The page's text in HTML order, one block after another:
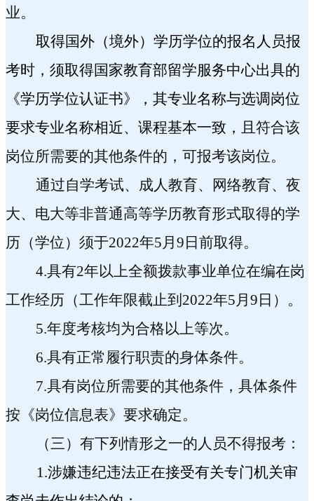
业。
取得国外（境外）学历学位的报名人员报
考时，须取得国家教育部留学服务中心出具的
《学历学位认证书》，其专业名称与选调岗位
要求专业名称相近、课程基本一致， 且符合该
岗位所需要的其他条件的，可报考该岗位。
通过自学考试、成人教育、网络教育、夜
大、电大等非普通高等学历教育形式取得的学
历（学位）须于2022年5月 9 日前取得。
4.具有2年以上全额拨款事业单位在编在岗
工作经历（工作年限截止到 2022年5月 9 日）。
5.年度考核均为合格以上等次。
6.具有正常履行职责的身体条件。
7.具有岗位所需要的其他条件，具体条件
按《岗位信息表》要求确定。
（三）有下列情形之一的人员不得报考：
1.涉嫌违纪违法正在接受有关专门机关审